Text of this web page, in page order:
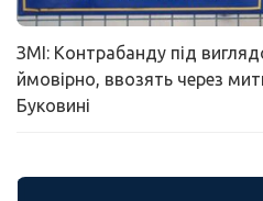
ЗМІ: Контрабанду під
ймовірно, ввозять через
Буковині